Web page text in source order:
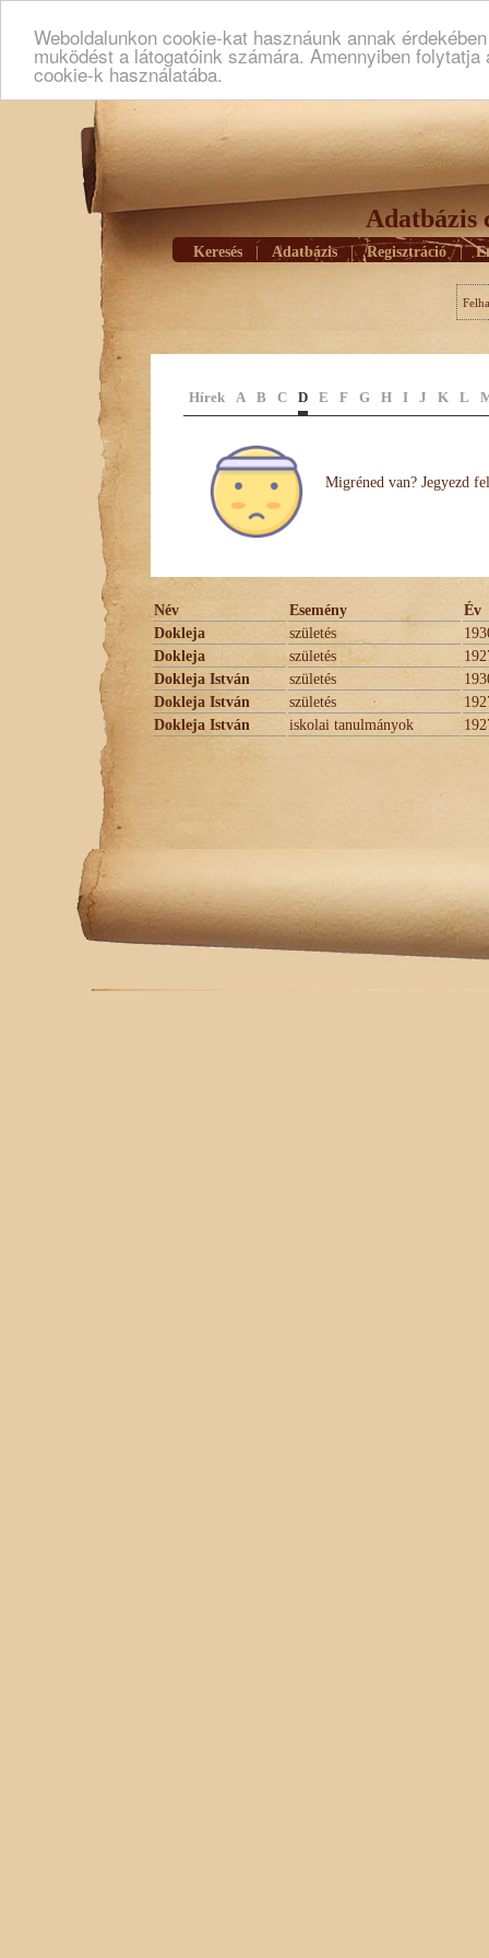
Weboldalunkon cookie-kat hasznáunk annak
muködést a látogatóink számára. Amennyiben
cookie-k használatába.
Adatbázis
Keresés Adatbázis | Regisztráció |
Hírek A B C D E F G H I J K L
Migréned van? Jegyezd
Név Esemény
Év
Dokleja
születés
Dokleja
születés
Dokleja István
születés
Dokleja István
születés
Dokleja István
iskolai tanulmányok